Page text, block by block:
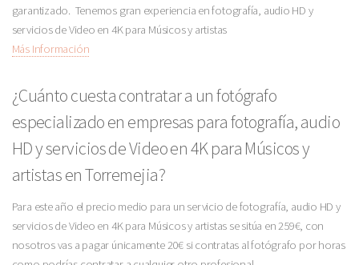
garantizado. Tenemos gran experiencia en fotografía, audio HD y
servicios de Video en 4K para Músicos y artistas
Más Información
¿Cuánto cuesta contratar a un fotógrafo
especializado en empresas para fotografía, audio
HD y servicios de Video en 4K para Músicos y
artistas en Torremejia?
Para este año el precio medio para un servicio de fotografía, audio HD y
servicios de Video en 4K para Músicos y artistas se sitúa en 259€, con
nosotros vas a pagar únicamente 20€ si contratas al fotógrafo por horas